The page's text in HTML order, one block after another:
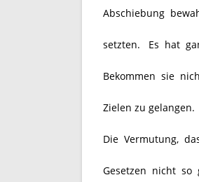
Abschiebung
setzten. Es hat
Bekommen sie
Zielen zu gelangen.
Die Vermutung,
Gesetzen nicht so